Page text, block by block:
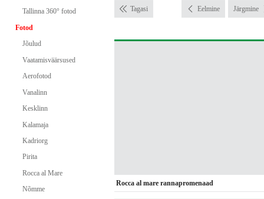
Tallinna 360° fotod
Fotod
Jõulud
Vaatamisväärsused
Aerofotod
Vanalinn
Kesklinn
Kalamaja
Kadriorg
Pirita
Rocca al Mare
Nõmme
Tagasi Eelmine Järgmine
Rocca al mare rannapromenaad